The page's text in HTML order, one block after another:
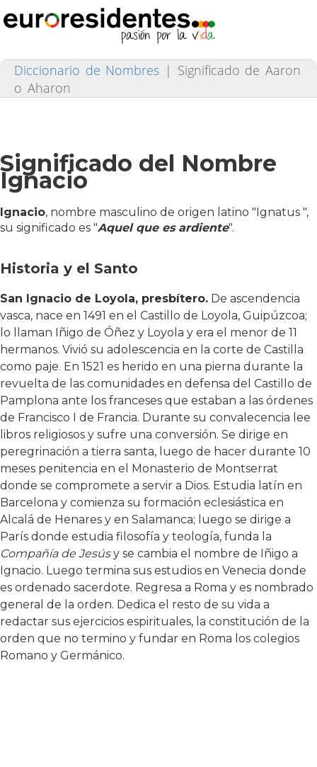
Diccionario de Nombres | Significado de Aaron
o Aharon
Significado del Nombre
Ignacio
Ignacio, nombre masculino de origen latino "Ignatus ",
su significado es "Aquel que es ardiente".
Historia y el Santo
San Ignacio de Loyola, presbítero. De ascendencia
vasca, nace en 1491 en el Castillo de Loyola, Guipúzcoa;
lo llaman Iñigo de Óñez y Loyola y era el menor de 11
hermanos. Vivió su adolescencia en la corte de Castilla
como paje. En 1521 es herido en una pierna durante la
revuelta de las comunidades en defensa del Castillo de
Pamplona ante los franceses que estaban a las órdenes
de Francisco I de Francia. Durante su convalecencia lee
libros religiosos y sufre una conversión. Se dirige en
peregrinación a tierra santa, luego de hacer durante 10
meses penitencia en el Monasterio de Montserrat
donde se compromete a servir a Dios. Estudia latín en
Barcelona y comienza su formación eclesiástica en
Alcalá de Henares y en Salamanca; luego se dirige a
París donde estudia filosofía y teología, funda la
Compañía de Jesúsy se cambia el nombre de Iñigo a
Ignacio. Luego termina sus estudios en Venecia donde
es ordenado sacerdote. Regresa a Roma y es nombrado
general de la orden. Dedica el resto de su vida a
redactar sus ejercicios espirituales, la constitución de la
orden que no termino y fundar en Roma los colegios
Romano y Germánico.